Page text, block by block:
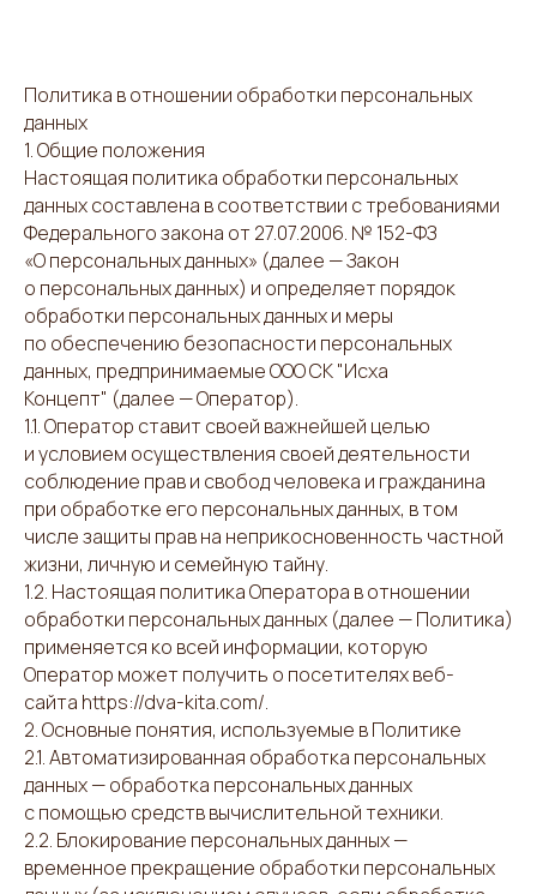
Политика в отношении обработки персональных
данных
1. Общие положения
Настоящая политика обработки персональных
данных составлена в соответствии с требованиями
Федерального закона от 27.07.2006. № 152-ФЗ
«О персональных данных» (далее — Закон
о персональных данных) и определяет порядок
обработки персональных данных и меры
по обеспечению безопасности персональных
данных, предпринимаемые ООО СК "Исха
Концепт" (далее — Оператор).
1.1. Оператор ставит своей важнейшей целью
и условием осуществления своей деятельности
соблюдение прав и свобод человека и гражданина
при обработке его персональных данных, в том
числе защиты прав на неприкосновенность частной
жизни, личную и семейную тайну.
1.2. Настоящая политика Оператора в отношении
обработки персональных данных (далее — Политика)
применяется ко всей информации, которую
Оператор может получить о посетителях веб-
сайта https://dva-kita.com/.
2. Основные понятия, используемые в Политике
2.1. Автоматизированная обработка персональных
данных — обработка персональных данных
с помощью средств вычислительной техники.
2.2. Блокирование персональных данных —
временное прекращение обработки персональных